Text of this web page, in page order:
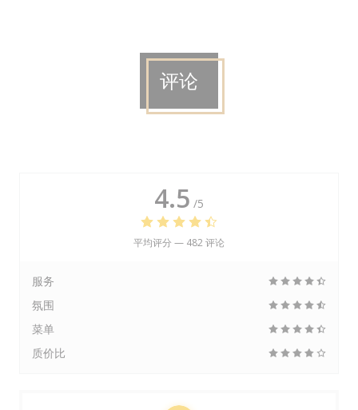
评论
4.5 /5
平均评分 — 482 评论
服务
氛围
菜单
质价比